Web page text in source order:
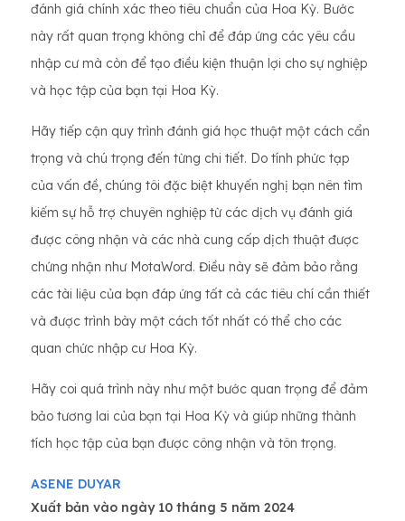
đánh giá chính xác theo tiêu chuẩn của Hoa Kỳ. Bước
này rất quan trọng không chỉ để đáp ứng các yêu cầu
nhập cư mà còn để tạo điều kiện thuận lợi cho sự nghiệp
và học tập của bạn tại Hoa Kỳ.
Hãy tiếp cận quy trình đánh giá học thuật một cách cẩn
trọng và chú trọng đến từng chi tiết. Do tính phức tạp
của vấn đề, chúng tôi đặc biệt khuyến nghị bạn nên tìm
kiếm sự hỗ trợ chuyên nghiệp từ các dịch vụ đánh giá
được công nhận và các nhà cung cấp dịch thuật được
chứng nhận như MotaWord. Điều này sẽ đảm bảo rằng
các tài liệu của bạn đáp ứng tất cả các tiêu chí cần thiết
và được trình bày một cách tốt nhất có thể cho các
quan chức nhập cư Hoa Kỳ.
Hãy coi quá trình này như một bước quan trọng để đảm
bảo tương lai của bạn tại Hoa Kỳ và giúp những thành
tích học tập của bạn được công nhận và tôn trọng.
ASENE DUYAR
Xuất bản vào ngày 10 tháng 5 năm 2024